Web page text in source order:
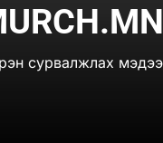
сурвалжлах